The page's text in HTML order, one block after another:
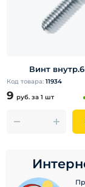
Винт
Код товара: 11934
9 руб. за 1 шт